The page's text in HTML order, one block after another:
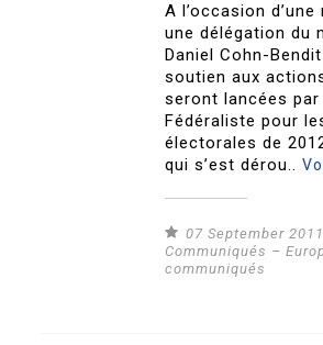
A l’occasion
une délégation du
Daniel Cohn-
soutien aux
seront lancées
Fédéraliste pour
électorales de
qui s’est dérou..
07 September 2011
Communiqués –
communiqués